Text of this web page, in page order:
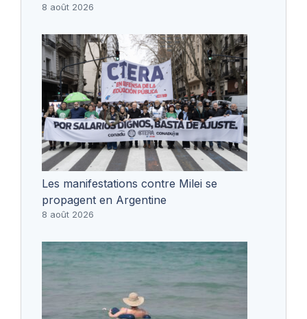
8 août 2026
Les manifestations contre Milei se
propagent en Argentine
8 août 2026